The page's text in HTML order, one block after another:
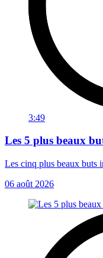
3:49
Les 5 plus beaux
Les cinq plus beaux buts
06 août 2026